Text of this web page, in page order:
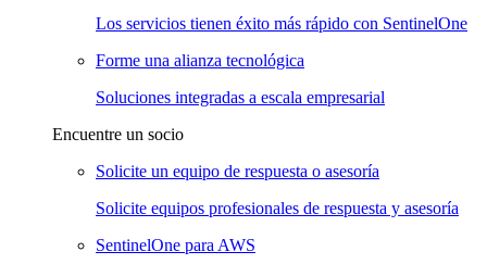
Los servicios tienen éxito más rápido con SentinelOne
Forme una alianza tecnológica
Soluciones integradas a escala empresarial
Encuentre un socio
Solicite un equipo de respuesta o asesoría
Solicite equipos profesionales de respuesta y asesoría
SentinelOne para AWS